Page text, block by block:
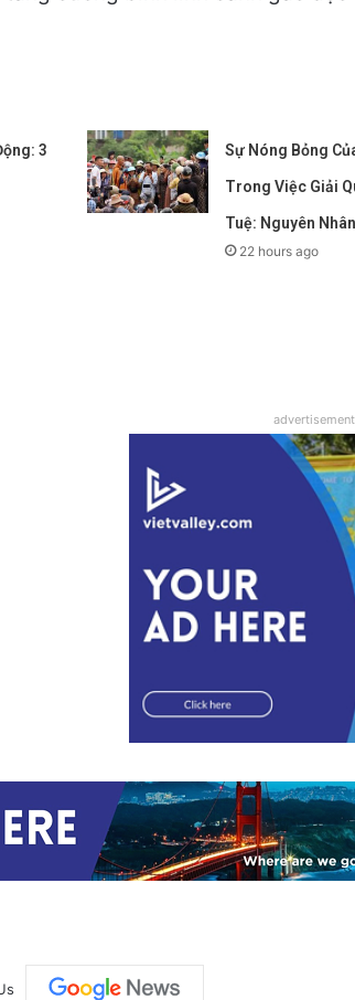
3 Sự Nóng Bỏng
Trong Việc Giải
Tuệ: Nguyên
22 hours ago
advertisement